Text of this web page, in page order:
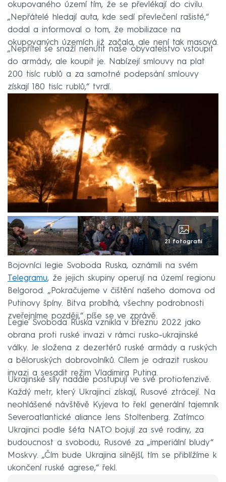
okupovaného území tím, že se převlékají do civilu.
„Nepřátelé hledají auta, kde sedí převlečení rašisté,“
dodal a informoval o tom, že mobilizace na
okupovaných územích již začala, ale není tak masová.
„Nepřítel se snaží nenutit naše obyvatelstvo vstoupit
do armády, ale koupit je. Nabízejí smlouvy na plat
200 tisíc rublů a za samotné podepsání smlouvy
získají 180 tisíc rublů,“ tvrdí.
21 fotografií
Bojovníci legie Svoboda Ruska, oznámili na svém
Telegramu, že jejich skupiny operují na území regionu
Belgorod. „Pokračujeme v čištění našeho domova od
Putinovy ​​špíny. Bitva probíhá, všechny podrobnosti
zveřejníme později,“ píše se ve zprávě.
Legie Svoboda Ruska vznikla v březnu 2022 jako
obrana proti ruské invazi v rámci rusko-ukrajinské
války. Je složena z dezertérů ruské armády a ruských
a běloruských dobrovolníků. Cílem je odrazit ruskou
invazi a sesadit režim Vladimira Putina.
Ukrajinské síly nadále postupují ve své protiofenzivě.
Každý metr, který Ukrajinci získají, Rusové ztrácejí. Na
neohlášené návštěvě Kyjeva to řekl generální tajemník
Severoatlantické aliance Jens Stoltenberg. Zatímco
Ukrajinci podle šéfa NATO bojují za své rodiny, za
budoucnost a svobodu, Rusové za „imperiální bludy“
Moskvy. „Čím bude Ukrajina silnější, tím se přiblížíme k
ukončení ruské agrese,“ řekl.